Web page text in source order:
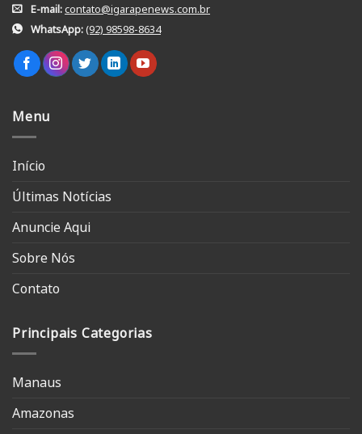
E-mail:contato@igarapenews.com.br
WhatsApp:(92) 98598-8634
Menu
Início
Últimas Notícias
Anuncie Aqui
Sobre Nós
Contato
Principais Categorias
Manaus
Amazonas